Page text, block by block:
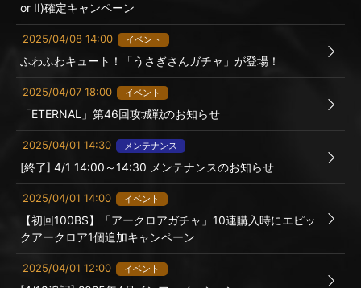
or II)確定キャンペーン
2025/04/08 14:00 イベント
ふわふわキュート！「うさぎさんガチャ」が登場！
2025/04/07 18:00 イベント
「ETERNAL」第46回攻城戦のお知らせ
2025/04/01 14:30 メンテナンス
[終了] 4/1 14:00～14:30 メンテナンスのお知らせ
2025/04/01 14:00 イベント
【初回100BS】「アークロアガチャ」10連購入時にエピッ
クアークロア1個追加キャンペーン
2025/04/01 12:00 イベント